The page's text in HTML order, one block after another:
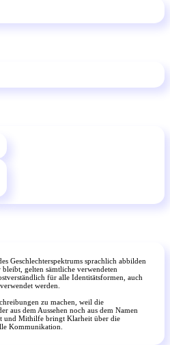
Geschlechterspektrums sprachlich abbilden
gelten sämtliche verwendeten
für alle Identitätsformen, auch
werden.
zu machen, weil die
aus dem Aussehen noch aus dem Namen
und Mithilfe bringt Klarheit über die
Kommunikation.